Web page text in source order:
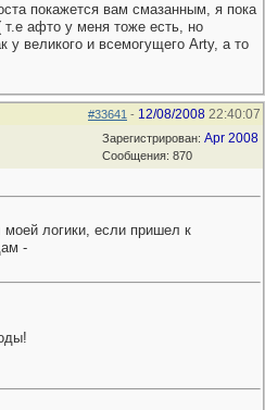
покажется вам смазанным, я пока
афто у меня тоже есть, но
у великого и всемогущего Arty, а то
#33641 - 12/08/2008 22:40:07
Зарегистрирован: Apr 2008
Сообщения: 870
логики, если пришел к
-